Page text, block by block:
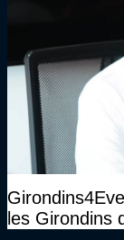
les Girondins